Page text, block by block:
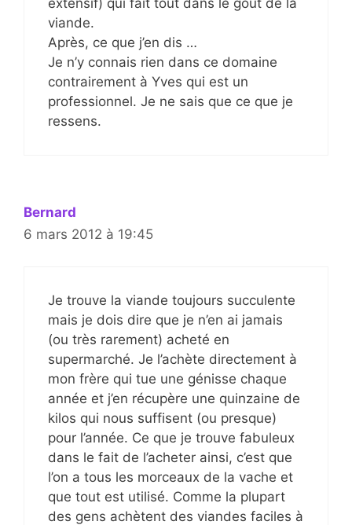
extensif) qui fait tout dans le goût de la
viande.
Après, ce que j’en dis …
Je n’y connais rien dans ce domaine
contrairement à Yves qui est un
professionnel. Je ne sais que ce que je
ressens.
Bernard
6 mars 2012 à 19:45
Je trouve la viande toujours succulente
mais je dois dire que je n’en ai jamais
(ou très rarement) acheté en
supermarché. Je l’achète directement à
mon frère qui tue une génisse chaque
année et j’en récupère une quinzaine de
kilos qui nous suffisent (ou presque)
pour l’année. Ce que je trouve fabuleux
dans le fait de l’acheter ainsi, c’est que
l’on a tous les morceaux de la vache et
que tout est utilisé. Comme la plupart
des gens achètent des viandes faciles à